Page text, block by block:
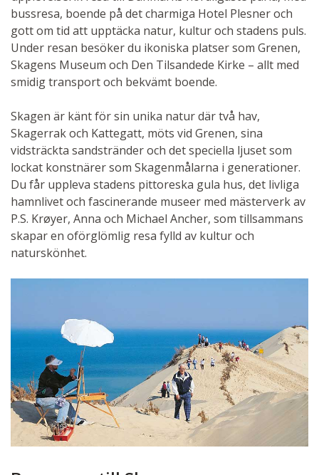
bussresa, boende på det charmiga Hotel Plesner och
gott om tid att upptäcka natur, kultur och stadens puls.
Under resan besöker du ikoniska platser som Grenen,
Skagens Museum och Den Tilsandede Kirke – allt med
smidig transport och bekvämt boende.
Skagen är känt för sin unika natur där två hav,
Skagerrak och Kattegatt, möts vid Grenen, sina
vidsträckta sandstränder och det speciella ljuset som
lockat konstnärer som Skagenmålarna i generationer.
Du får uppleva stadens pittoreska gula hus, det livliga
hamnlivet och fascinerande museer med mästerverk av
P.S. Krøyer, Anna och Michael Ancher, som tillsammans
skapar en oförglömlig resa fylld av kultur och
naturskönhet.